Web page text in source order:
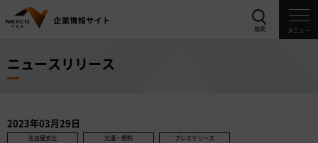
検索 メニュー
ニュースリリース
2023年03月29日
名古屋支社 交通・規制 プレスリリース